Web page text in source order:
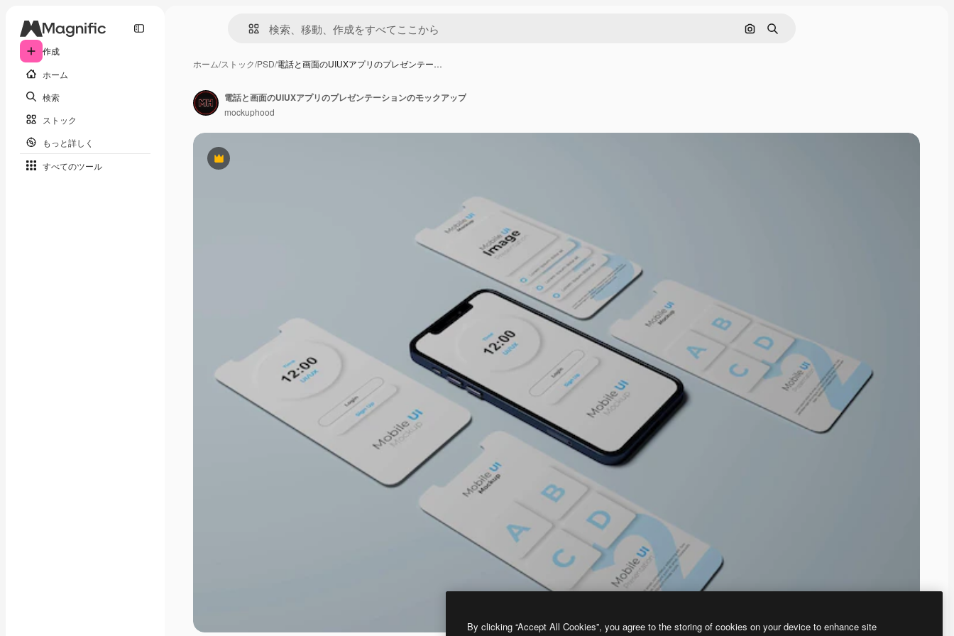
作成
ホーム
検索
ストック
もっと詳しく
すべてのツール
画像で検索
検索
ホーム/ストック/PSD/電話と画面のUIUXアプリのプレゼンテー…
Premium
電話と画面のUIUXアプリのプレゼンテーションのモックアップ
mockuphood
By clicking “Accept All Cookies”, you agree to the storing of cookies on your device to enhance site